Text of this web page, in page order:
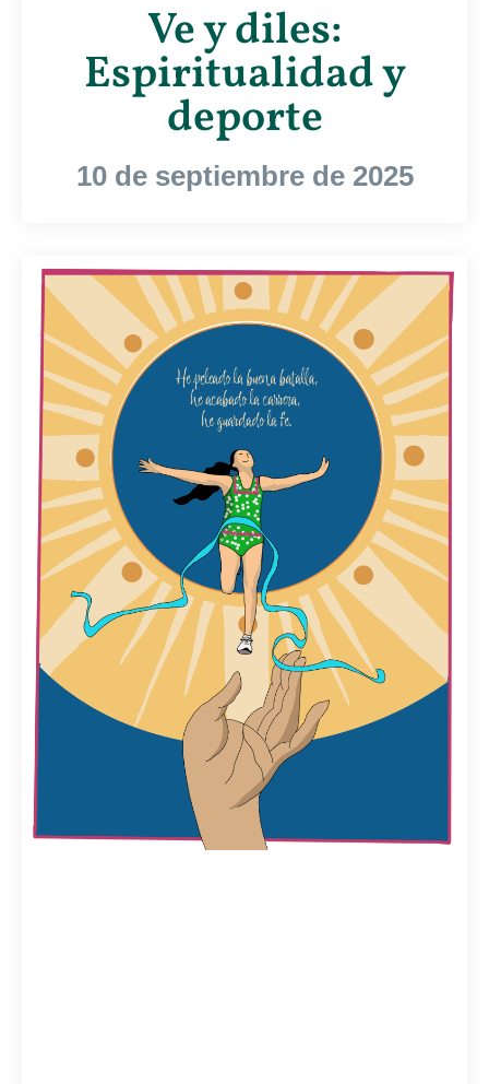
Ve y diles:
Espiritualidad y
deporte
10 de septiembre de 2025